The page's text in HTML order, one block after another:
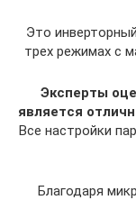
Это
трех режимах с
Эксперты
является
Все настройки
Благодаря